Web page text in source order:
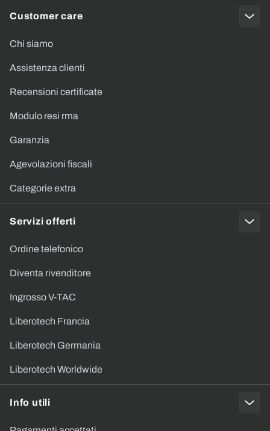
Customer care
Chi siamo
Assistenza clienti
Recensioni certificate
Modulo resi rma
Garanzia
Agevolazioni fiscali
Categorie extra
Servizi offerti
Ordine telefonico
Diventa rivenditore
Ingrosso V-TAC
Liberotech Francia
Liberotech Germania
Liberotech Worldwide
Info utili